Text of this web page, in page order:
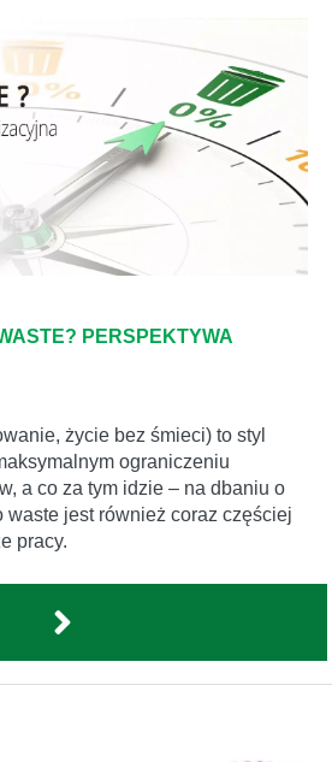
PERSPEKTYWA
życie bez śmieci) to styl
ograniczeniu
a co za tym idzie – na dbaniu o
waste jest również coraz częściej
pracy.